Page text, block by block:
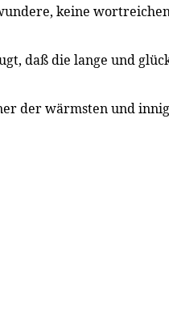
keine
daß die lange und
der wärmsten und